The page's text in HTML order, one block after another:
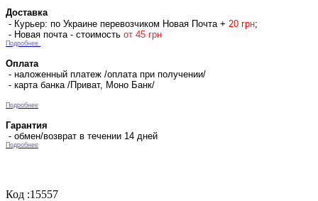
Доставка
- Курьер: по Украине перевозчиком Новая Почта + 20 грн;
- Новая почта - стоимость от 45 грн
Подробнее
Оплата
- наложенный платеж /оплата при получении/
- карта банка /Приват, Моно Банк/
Подробнее
Гарантия
- обмен/возврат в течении 14 дней
Подробнее
Код :15557